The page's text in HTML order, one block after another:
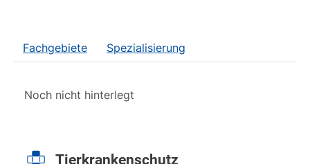
Fachgebiete Spezialisierung
Noch nicht hinterlegt
Tierkrankenschutz